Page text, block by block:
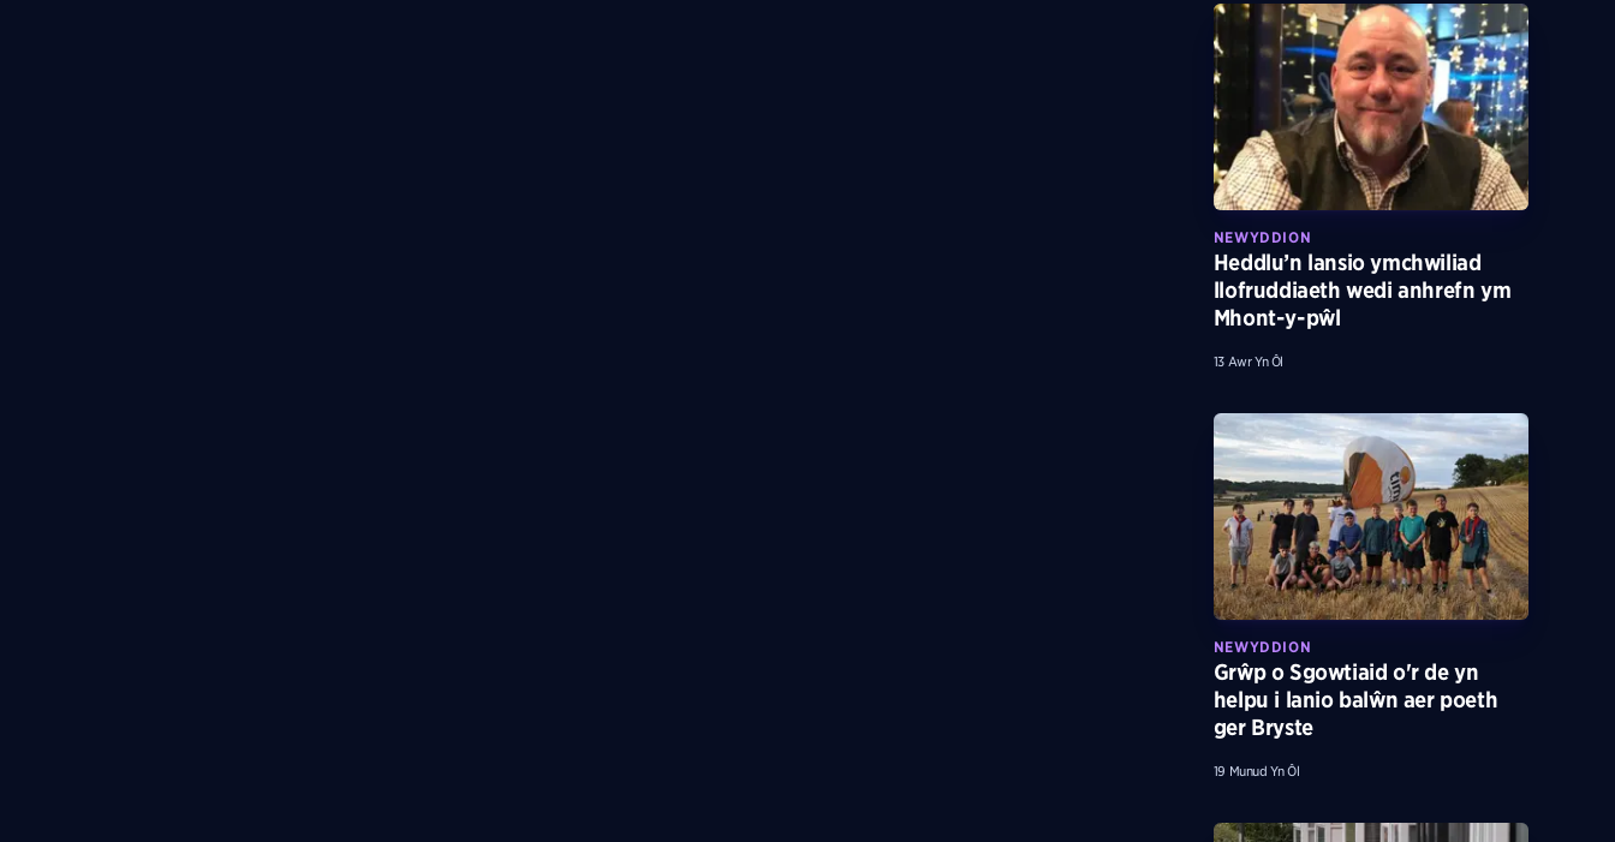
NEWYDDION
Heddlu’n lansio ymchwiliad
llofruddiaeth wedi anhrefn ym
Mhont-y-pŵl
13 Awr Yn Ôl
NEWYDDION
Grŵp o Sgowtiaid o'r de yn
helpu i lanio balŵn aer poeth
ger Bryste
19 Munud Yn Ôl